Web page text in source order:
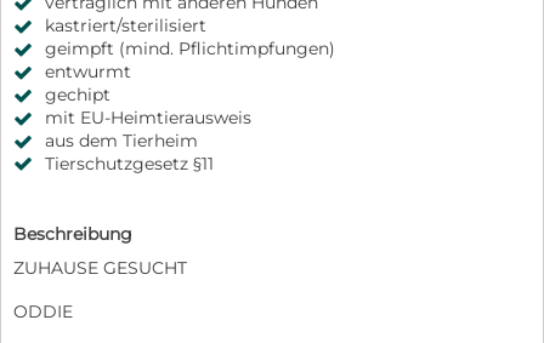
kastriert/sterilisiert
geimpft (mind. Pflichtimpfungen)
entwurmt
gechipt
mit EU-Heimtierausweis
aus dem Tierheim
Tierschutzgesetz §11
Beschreibung
ZUHAUSE GESUCHT
ODDIE